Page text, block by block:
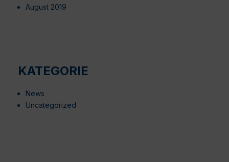
August 2019
KATEGORIE
News
Uncategorized